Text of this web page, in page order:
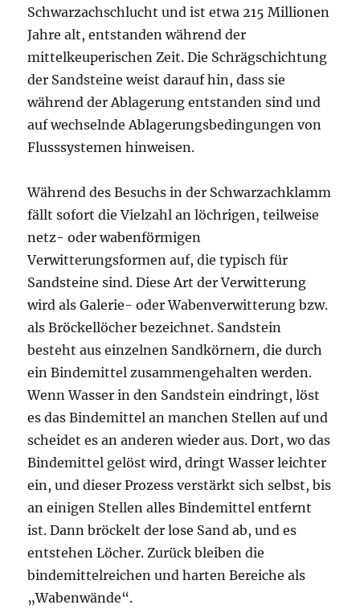
Schwarzachschlucht und ist etwa 215 Millionen
Jahre alt, entstanden während der
mittelkeuperischen Zeit. Die Schrägschichtung
der Sandsteine weist darauf hin, dass sie
während der Ablagerung entstanden sind und
auf wechselnde Ablagerungsbedingungen von
Flusssystemen hinweisen.
Während des Besuchs in der Schwarzachklamm
fällt sofort die Vielzahl an löchrigen, teilweise
netz- oder wabenförmigen
Verwitterungsformen auf, die typisch für
Sandsteine sind. Diese Art der Verwitterung
wird als Galerie- oder Wabenverwitterung bzw.
als Bröckellöcher bezeichnet. Sandstein
besteht aus einzelnen Sandkörnern, die durch
ein Bindemittel zusammengehalten werden.
Wenn Wasser in den Sandstein eindringt, löst
es das Bindemittel an manchen Stellen auf und
scheidet es an anderen wieder aus. Dort, wo das
Bindemittel gelöst wird, dringt Wasser leichter
ein, und dieser Prozess verstärkt sich selbst, bis
an einigen Stellen alles Bindemittel entfernt
ist. Dann bröckelt der lose Sand ab, und es
entstehen Löcher. Zurück bleiben die
bindemittelreichen und harten Bereiche als
„Wabenwände“.